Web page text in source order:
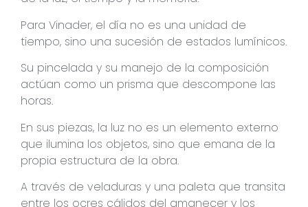
Para Vinader, el día no es una unidad de
tiempo, sino una sucesión de estados lumínicos.
Su pincelada y su manejo de la composición
actúan como un prisma que descompone las
horas.
En sus piezas, la luz no es un elemento externo
que ilumina los objetos, sino que emana de la
propia estructura de la obra.
A través de veladuras y una paleta que transita
entre los ocres cálidos del amanecer y los